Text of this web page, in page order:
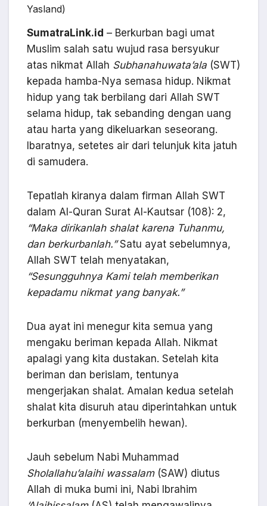
Yasland)
SumatraLink.id – Berkurban bagi umat
Muslim salah satu wujud rasa bersyukur
atas nikmat Allah Subhanahuwata’ala (SWT)
kepada hamba-Nya semasa hidup. Nikmat
hidup yang tak berbilang dari Allah SWT
selama hidup, tak sebanding dengan uang
atau harta yang dikeluarkan seseorang.
Ibaratnya, setetes air dari telunjuk kita jatuh
di samudera.
Tepatlah kiranya dalam firman Allah SWT
dalam Al-Quran Surat Al-Kautsar (108): 2,
“Maka dirikanlah shalat karena Tuhanmu,
dan berkurbanlah.”Satu ayat sebelumnya,
Allah SWT telah menyatakan,
“Sesungguhnya Kami telah memberikan
kepadamu nikmat yang banyak.”
Dua ayat ini menegur kita semua yang
mengaku beriman kepada Allah. Nikmat
apalagi yang kita dustakan. Setelah kita
beriman dan berislam, tentunya
mengerjakan shalat. Amalan kedua setelah
shalat kita disuruh atau diperintahkan untuk
berkurban (menyembelih hewan).
Jauh sebelum Nabi Muhammad
Sholallahu’alaihi wassalam(SAW) diutus
Allah di muka bumi ini, Nabi Ibrahim